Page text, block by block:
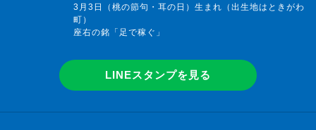
3月3日（桃の節句・耳の日）生まれ（出生地はときがわ
町）
座右の銘「足で稼ぐ」
LINEスタンプを見る